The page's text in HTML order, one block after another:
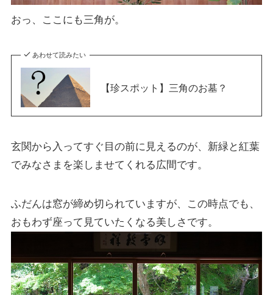
おっ、ここにも三角が。
あわせて読みたい
【珍スポット】三角のお墓？
玄関から入ってすぐ目の前に見えるのが、新緑と紅葉
でみなさまを楽しませてくれる広間です。
ふだんは窓が締め切られていますが、この時点でも、
おもわず座って見ていたくなる美しさです。